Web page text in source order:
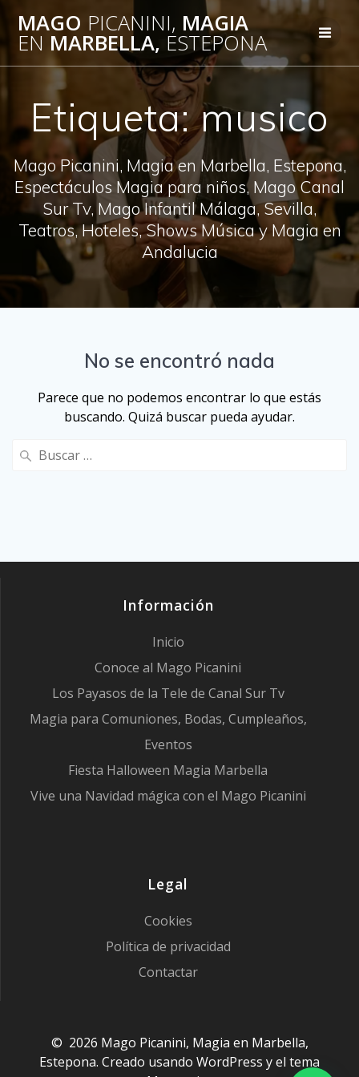
Saltar
al
contenido
MAGO PICANINI, MAGIA
EN MARBELLA, ESTEPONA
Etiqueta:musico
Mago Picanini, Magia en Marbella, Estepona,
Espectáculos Magia para niños, Mago Canal
Sur Tv, Mago Infantil Málaga, Sevilla,
Teatros, Hoteles, Shows Música y Magia en
Andalucia
No se encontró nada
Parece que no podemos encontrar lo que estás
buscando. Quizá buscar pueda ayudar.
Información
Inicio
Conoce al Mago Picanini
Los Payasos de la Tele de Canal Sur Tv
Magia para Comuniones, Bodas, Cumpleaños,
Eventos
Fiesta Halloween Magia Marbella
Vive una Navidad mágica con el Mago Picanini
Legal
Cookies
Política de privacidad
Contactar
© 2026 Mago Picanini, Magia en Marbella,
Estepona. Creado usando WordPress y el tema